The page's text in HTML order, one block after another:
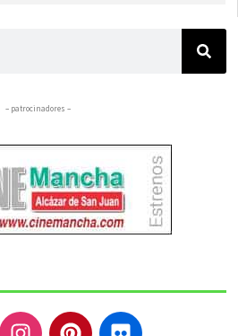
– patrocinadores –
I P F